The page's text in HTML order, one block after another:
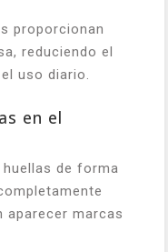
proporcionan
reduciendo el
uso diario.
en el
de forma
aparecer marcas